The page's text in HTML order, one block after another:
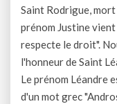
Saint Rodrigue,
prénom Justine
respecte le droit".
l'honneur de Saint
Le prénom Léandre
d'un mot grec